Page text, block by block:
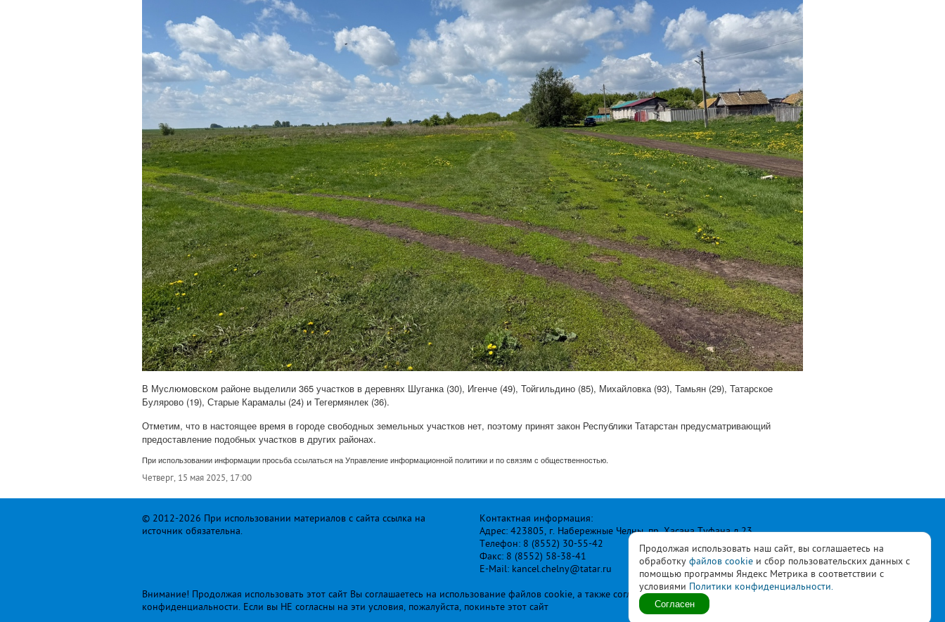
Продолжая использовать наш сайт, вы соглашаетесь на
обработку файлов cookie и сбор пользовательских данных с
помощью программы Яндекс Метрика в соответствии с
условиями Политики конфиденциальности.
Согласен
В Муслюмовском районе выделили 365 участков в деревнях Шуганка (30), Игенче (49), Тойгильдино (85), Михайловка (93), Тамьян (29), Татарское
Булярово (19), Старые Карамалы (24) и Тегермянлек (36).
Отметим, что в настоящее время в городе свободных земельных участков нет, поэтому принят закон Республики Татарстан предусматривающий
предоставление подобных участков в других районах.
При использовании информации просьба ссылаться на Управление информационной политики и по связям с общественностью.
Четверг, 15 мая 2025, 17:00
© 2012-2026 При использовании материалов с сайта ссылка на
источник обязательна.
Контактная информация:
Адрес: 423805, г. Набережные Челны, пр. Хасана Туфана д.23
Телефон: 8 (8552) 30-55-42
Факс: 8 (8552) 58-38-41
E-Mail: kancel.chelny@tatar.ru
Внимание! Продолжая использовать этот сайт Вы соглашаетесь на использование файлов cookie, а также согласны сполитикой
конфиденциальности. Если вы НЕ согласны на эти условия, пожалуйста, покиньте этот сайт